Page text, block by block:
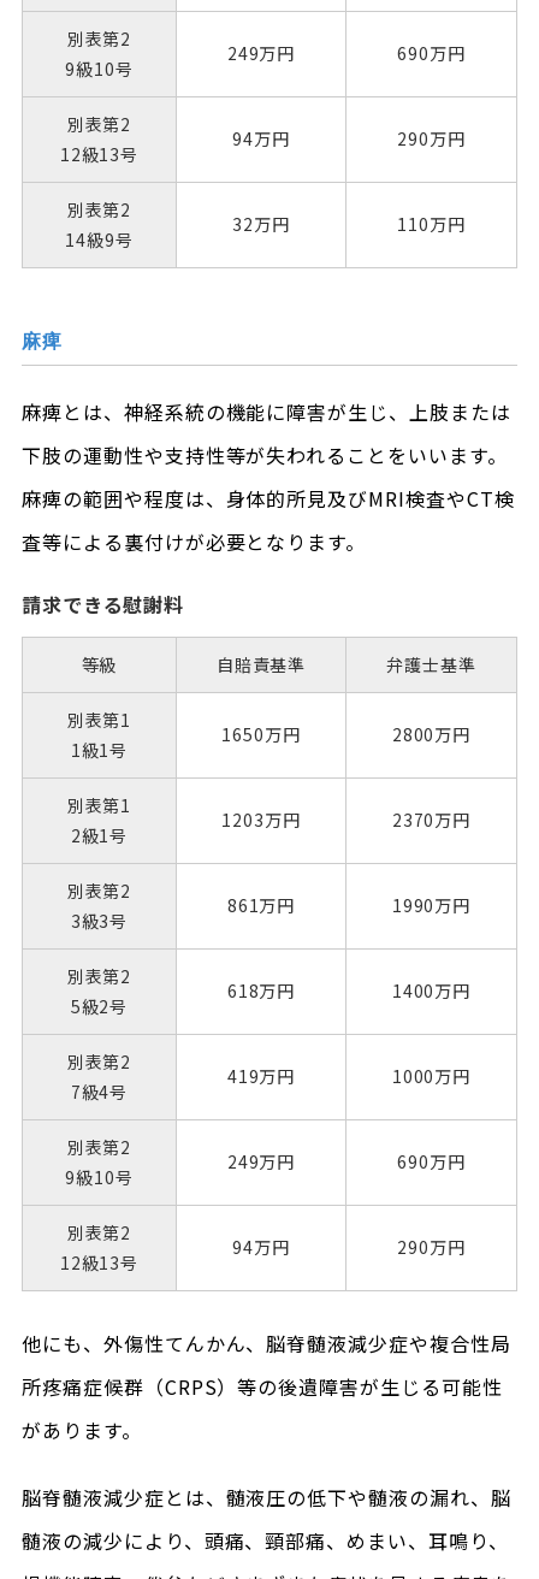
別表第2
9級10号
249万円 690万円
別表第2
12級13号
94万円 290万円
別表第2
14級9号
32万円 110万円
麻痺
麻痺とは、神経系統の機能に障害が生じ、上肢または
下肢の運動性や支持性等が失われることをいいます。
麻痺の範囲や程度は、身体的所見及びMRI検査やCT検
査等による裏付けが必要となります。
請求できる慰謝料
等級 自賠責基準 弁護士基準
別表第1
1級1号
1650万円 2800万円
別表第1
2級1号
1203万円 2370万円
別表第2
3級3号
861万円 1990万円
別表第2
5級2号
618万円 1400万円
別表第2
7級4号
419万円 1000万円
別表第2
9級10号
249万円 690万円
別表第2
12級13号
94万円 290万円
他にも、外傷性てんかん、脳脊髄液減少症や複合性局
所疼痛症候群（CRPS）等の後遺障害が生じる可能性
があります。
脳脊髄液減少症とは、髄液圧の低下や髄液の漏れ、脳
髄液の減少により、頭痛、頸部痛、めまい、耳鳴り、